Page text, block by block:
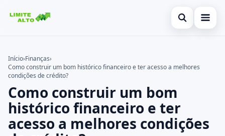
Abrir busca
Cartão de crédito
Finanças
Empréstimo
Buscar no site
Buscar por:
Pressione Enter para buscar ou ESC para fechar.
Início›Finanças›
Como construir um bom histórico financeiro e ter acesso a melhores
condições de crédito?
Como construir um bom
histórico financeiro e ter
acesso a melhores condições